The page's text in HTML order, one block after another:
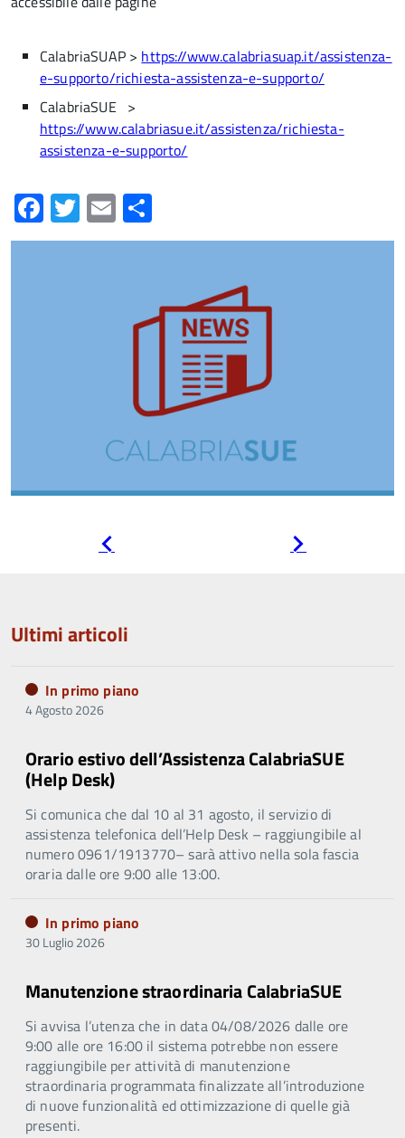
CalabriaSUAP > https://www.calabriasuap.it/assistenza-
e-supporto/richiesta-assistenza-e-supporto/
CalabriaSUE >
https://www.calabriasue.it/assistenza/richiesta-
assistenza-e-supporto/
Facebook
Twitter
Email
Ultimi articoli
In primo piano
4 Agosto 2026
Orario estivo dell’Assistenza CalabriaSUE
(Help Desk)
Si comunica che dal 10 al 31 agosto, il servizio di
assistenza telefonica dell’Help Desk – raggiungibile al
numero 0961/1913770– sarà attivo nella sola fascia
oraria dalle ore 9:00 alle 13:00.
In primo piano
30 Luglio 2026
Manutenzione straordinaria CalabriaSUE
Si avvisa l’utenza che in data 04/08/2026 dalle ore
9:00 alle ore 16:00 il sistema potrebbe non essere
raggiungibile per attività di manutenzione
straordinaria programmata finalizzate all’introduzione
di nuove funzionalità ed ottimizzazione di quelle già
presenti.